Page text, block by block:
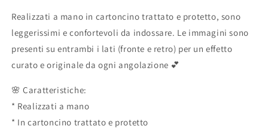
Realizzati a mano in cartoncino trattato e protetto, sono
leggerissimi e confortevoli da indossare. Le immagini sono
presenti su entrambi i lati (fronte e retro) per un effetto
curato e originale da ogni angolazione 💕
🌸 Caratteristiche:
* Realizzati a mano
* In cartoncino trattato e protetto